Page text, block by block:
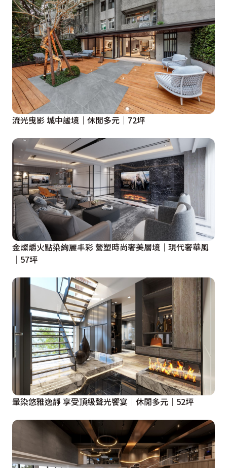
流光曳影 城中謐境｜休閒多元｜72坪
金燦爝火點染絢麗丰彩 營塑時尚奢美層境│現代奢華風
│57坪
暈染悠雅逸靜 享受頂級聲光饗宴｜休閒多元｜52坪